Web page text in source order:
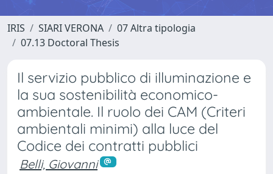
IRIS SIARI VERONA
07 Altra tipologia
07.13 Doctoral Thesis
Il servizio pubblico di illuminazione e
la sua sostenibilità economico-
ambientale. Il ruolo dei CAM (Criteri
ambientali minimi) alla luce del
Codice dei contratti pubblici
Belli, Giovanni